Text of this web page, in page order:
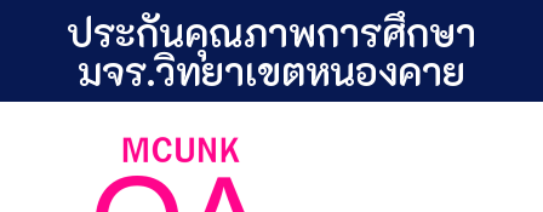
ประกันคุณภาพการศึกษา
มจร.วิทยาเขตหนองคาย